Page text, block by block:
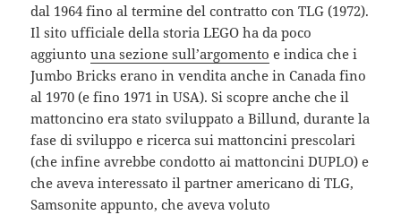
dal 1964 fino al termine del contratto con TLG (1972).
Il sito ufficiale della storia LEGO ha da poco
aggiuntouna sezione sull’argomento e indica che i
Jumbo Bricks erano in vendita anche in Canada fino
al 1970 (e fino 1971 in USA). Si scopre anche che il
mattoncino era stato sviluppato a Billund, durante la
fase di sviluppo e ricerca sui mattoncini prescolari
(che infine avrebbe condotto ai mattoncini DUPLO) e
che aveva interessato il partner americano di TLG,
Samsonite appunto, che aveva voluto